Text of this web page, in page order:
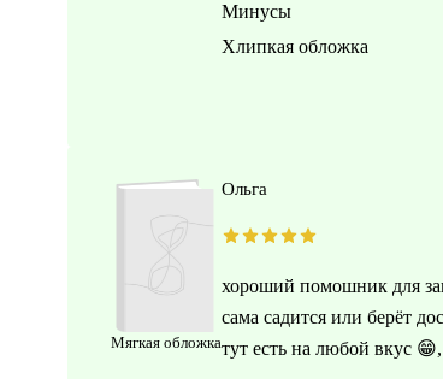
Минусы
Хлипкая обложка
Мягкая обложка
Ольга
хороший помошник для
сама садится или берёт
тут есть на любой вкус